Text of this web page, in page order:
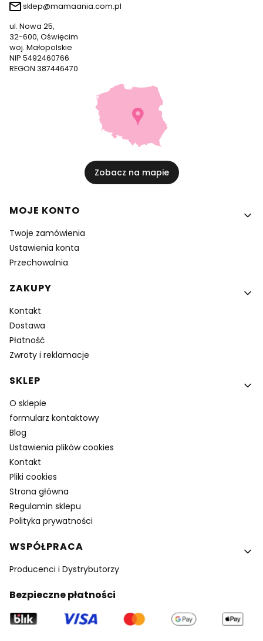
sklep@mamaania.com.pl
ul. Nowa 25,
32-600, Oświęcim
woj. Małopolskie
NIP 5492460766
REGON 387446470
Zobacz na mapie
Linki w stopce
MOJE KONTO
Twoje zamówienia
Ustawienia konta
Przechowalnia
ZAKUPY
Kontakt
Dostawa
Płatność
Zwroty i reklamacje
SKLEP
O sklepie
formularz kontaktowy
Blog
Ustawienia plików cookies
Kontakt
Pliki cookies
Strona główna
Regulamin sklepu
Polityka prywatności
WSPÓŁPRACA
Producenci i Dystrybutorzy
Bezpieczne płatności